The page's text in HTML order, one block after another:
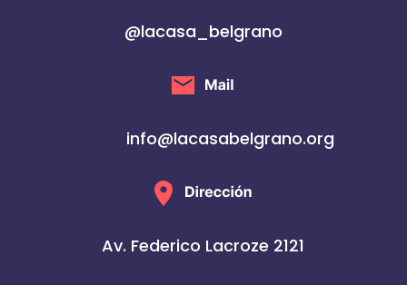
@lacasa_belgrano
info@lacasabelgrano.org
Av. Federico Lacroze 2121